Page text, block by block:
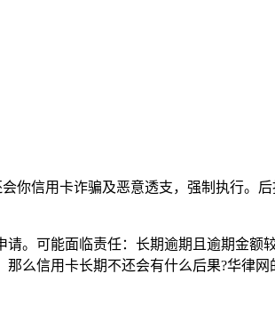
你信用卡诈骗及恶意透支，强制执行。
。可能面临责任：长期逾期且逾期金额
么信用卡长期不还会有什么后果?华律网